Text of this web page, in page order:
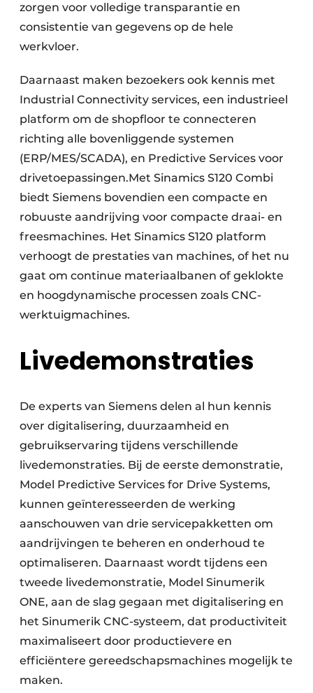
zorgen voor volledige transparantie en
consistentie van gegevens op de hele
werkvloer.
Daarnaast maken bezoekers ook kennis met
Industrial Connectivity services, een industrieel
platform om de shopfloor te connecteren
richting alle bovenliggende systemen
(ERP/MES/SCADA), en Predictive Services voor
drivetoepassingen.Met Sinamics S120 Combi
biedt Siemens bovendien een compacte en
robuuste aandrijving voor compacte draai- en
freesmachines. Het Sinamics S120 platform
verhoogt de prestaties van machines, of het nu
gaat om continue materiaalbanen of geklokte
en hoogdynamische processen zoals CNC-
werktuigmachines.
Livedemonstraties
De experts van Siemens delen al hun kennis
over digitalisering, duurzaamheid en
gebruikservaring tijdens verschillende
livedemonstraties. Bij de eerste demonstratie,
Model Predictive Services for Drive Systems,
kunnen geïnteresseerden de werking
aanschouwen van drie servicepakketten om
aandrijvingen te beheren en onderhoud te
optimaliseren. Daarnaast wordt tijdens een
tweede livedemonstratie, Model Sinumerik
ONE, aan de slag gegaan met digitalisering en
het Sinumerik CNC-systeem, dat productiviteit
maximaliseert door productievere en
efficiëntere gereedschapsmachines mogelijk te
maken.